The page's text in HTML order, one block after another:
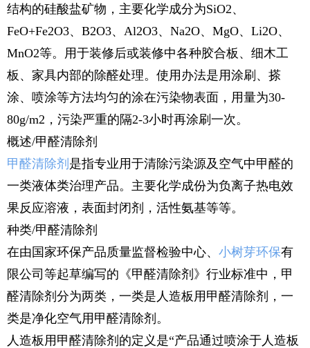
结构的硅酸盐矿物，主要化学成分为SiO2、
FeO+Fe2O3、B2O3、Al2O3、Na2O、MgO、Li2O、
MnO2等。用于装修后或装修中各种胶合板、细木工
板、家具内部的除醛处理。使用办法是用涂刷、搽
涂、喷涂等方法均匀的涂在污染物表面，用量为30-
80g/m2，污染严重的隔2-3小时再涂刷一次。
概述/甲醛清除剂
甲醛清除剂 是指专业用于清除污染源及空气中甲醛的
一类液体类治理产品。主要化学成份为负离子热电效
果反应溶液，表面封闭剂，活性氨基等等。
种类/甲醛清除剂
在由国家环保产品质量监督检验中心、 小树芽环保有
限公司等起草编写的《甲醛清除剂》行业标准中，甲
醛清除剂分为两类，一类是人造板用甲醛清除剂，一
类是净化空气用甲醛清除剂。
人造板用甲醛清除剂的定义是“产品通过喷涂于人造板